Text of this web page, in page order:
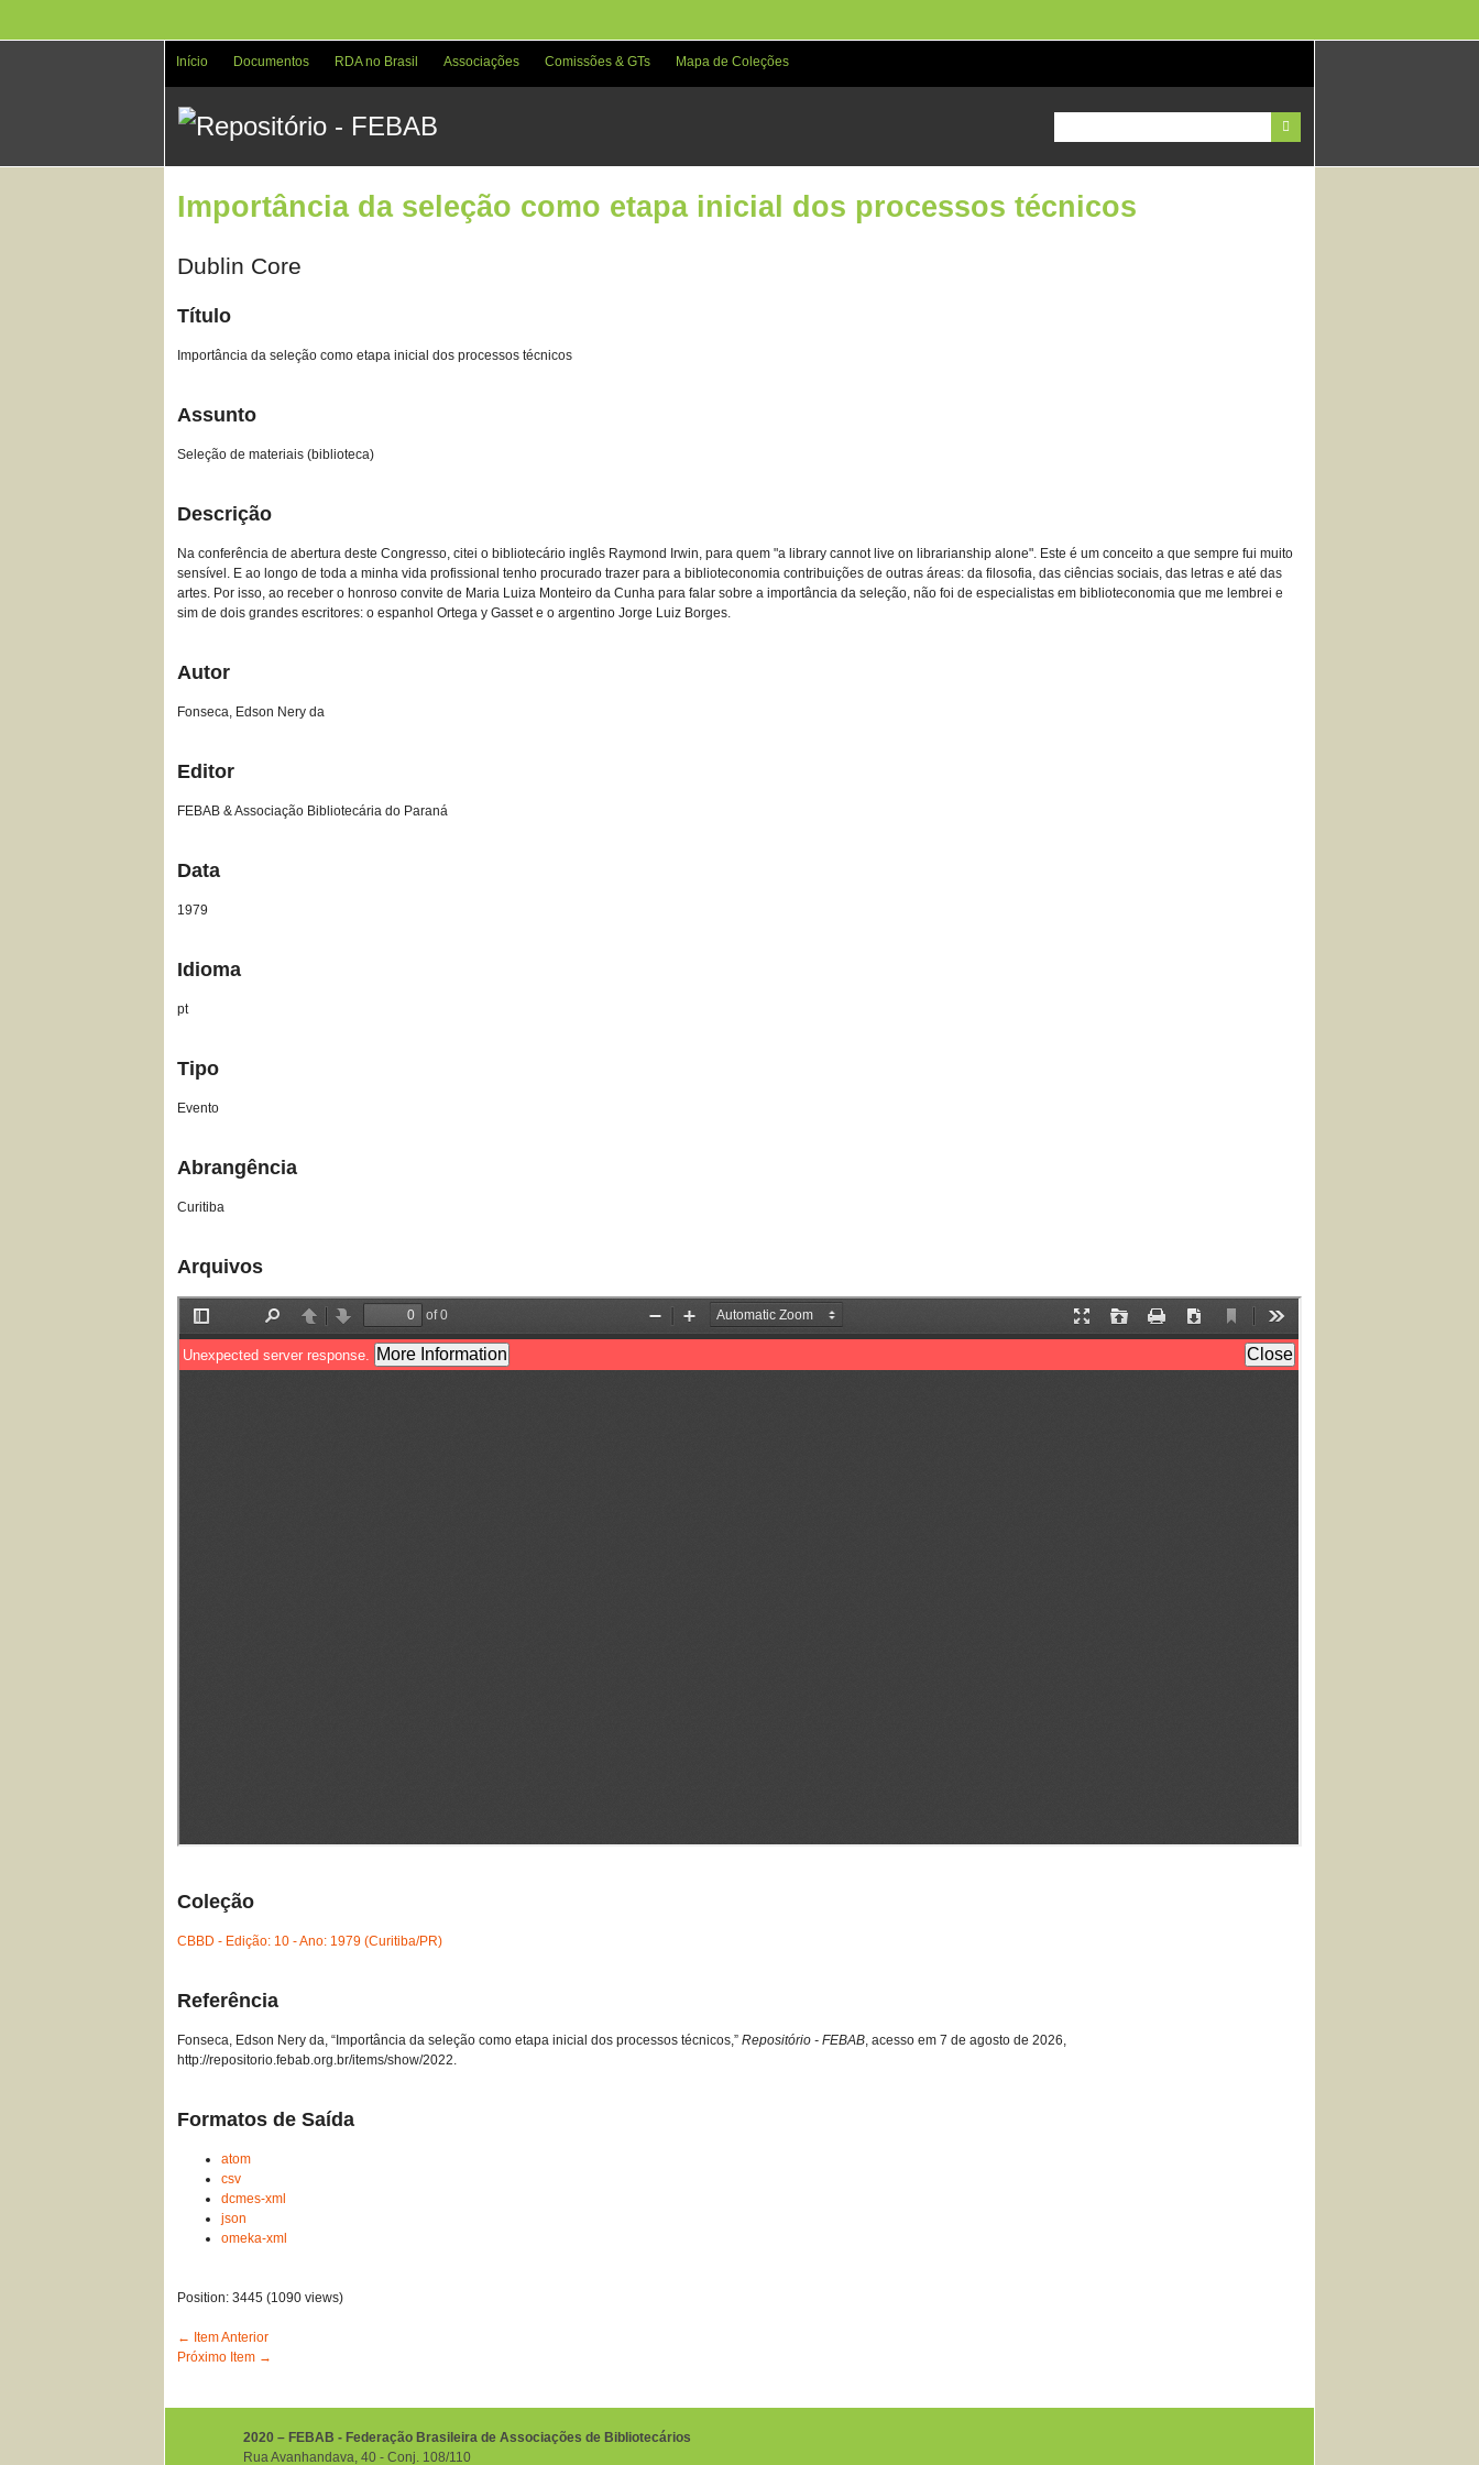
Início Documentos RDA no Brasil Associações Comissões & GTs Mapa de Coleções
Importância da seleção como etapa inicial dos processos técnicos
Dublin Core
Título
Importância da seleção como etapa inicial dos processos técnicos
Assunto
Seleção de materiais (biblioteca)
Descrição
Na conferência de abertura deste Congresso, citei o bibliotecário inglês Raymond Irwin, para quem "a library cannot live on librarianship alone". Este é um conceito a que sempre fui muito
sensível. E ao longo de toda a minha vida profissional tenho procurado trazer para a biblioteconomia contribuições de outras áreas: da filosofia, das ciências sociais, das letras e até das
artes. Por isso, ao receber o honroso convite de Maria Luiza Monteiro da Cunha para falar sobre a importância da seleção, não foi de especialistas em biblioteconomia que me lembrei e
sim de dois grandes escritores: o espanhol Ortega y Gasset e o argentino Jorge Luiz Borges.
Autor
Fonseca, Edson Nery da
Editor
FEBAB & Associação Bibliotecária do Paraná
Data
1979
Idioma
pt
Tipo
Evento
Abrangência
Curitiba
Arquivos
Coleção
CBBD - Edição: 10 - Ano: 1979 (Curitiba/PR)
Referência
Fonseca, Edson Nery da, “Importância da seleção como etapa inicial dos processos técnicos,”Repositório - FEBAB, acesso em 7 de agosto de 2026,
http://repositorio.febab.org.br/items/show/2022.
Formatos de Saída
atom
csv
dcmes-xml
json
omeka-xml
Position:3445 (1090 views)
← Item Anterior
Próximo Item →
2020 – FEBAB - Federação Brasileira de Associações de Bibliotecários
Rua Avanhandava, 40 ‐ Conj. 108/110